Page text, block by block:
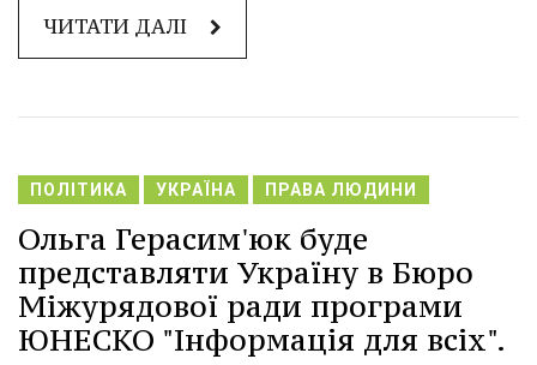
ЧИТАТИ ДАЛІ
ПОЛІТИКА УКРАЇНА ПРАВА ЛЮДИНИ
Ольга Герасим'юк буде
представляти Україну в Бюро
Міжурядової ради програми
ЮНЕСКО "Інформація для всіх".